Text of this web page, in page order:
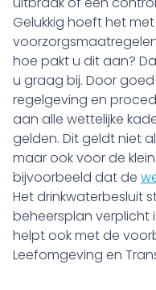
Gelukkig hoeft het
hoe pakt u dit aan?
u graag bij. Door
regelgeving en
aan alle wettelijke
gelden. Dit geldt niet
maar ook voor de
bijvoorbeeld dat de
Het drinkwaterbesluit
beheersplan verplicht
helpt ook met de
Leefomgeving en